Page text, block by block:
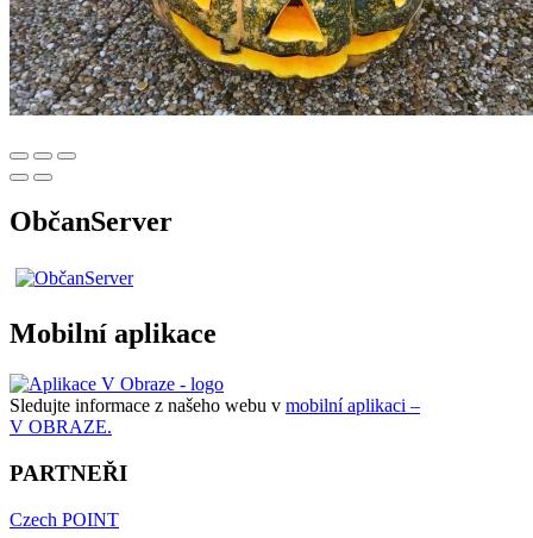
ObčanServer
Mobilní aplikace
Sledujte informace z našeho webu v mobilní aplikaci –
V OBRAZE.
PARTNEŘI
Czech POINT